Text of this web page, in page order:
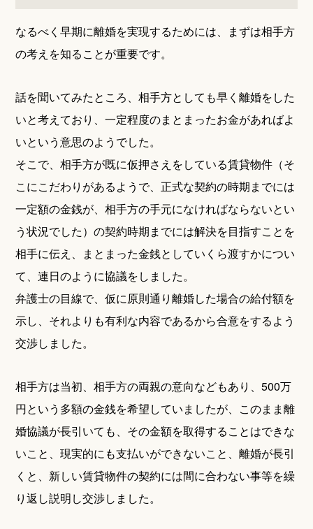
なるべく早期に離婚を実現するためには、まずは相手方
の考えを知ることが重要です。
話を聞いてみたところ、相手方としても早く離婚をした
いと考えており、一定程度のまとまったお金があればよ
いという意思のようでした。
そこで、相手方が既に仮押さえをしている賃貸物件（そ
こにこだわりがあるようで、正式な契約の時期までには
一定額の金銭が、相手方の手元になければならないとい
う状況でした）の契約時期までには解決を目指すことを
相手に伝え、まとまった金銭としていくら渡すかについ
て、連日のように協議をしました。
弁護士の目線で、仮に原則通り離婚した場合の給付額を
示し、それよりも有利な内容であるから合意をするよう
交渉しました。
相手方は当初、相手方の両親の意向などもあり、500万
円という多額の金銭を希望していましたが、このまま離
婚協議が長引いても、その金額を取得することはできな
いこと、現実的にも支払いができないこと、離婚が長引
くと、新しい賃貸物件の契約には間に合わない事等を繰
り返し説明し交渉しました。